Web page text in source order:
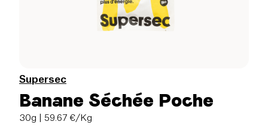
Supersec
Banane Séchée Poche
30g | 59.67 €/Kg